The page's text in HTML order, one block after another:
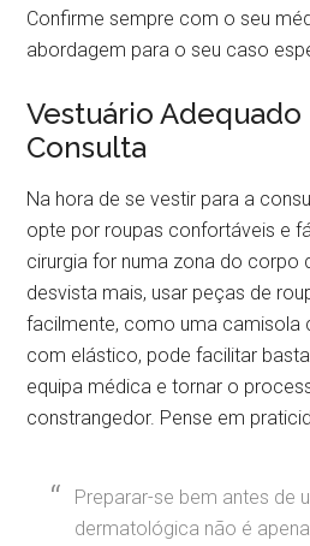
Confirme sempre com o seu
abordagem para o seu caso
Vestuário Adequado
Consulta
Na hora de se vestir para a
opte por roupas confortáveis e
cirurgia for numa zona do corpo
desvista mais, usar peças de
facilmente, como uma camisola
com elástico, pode facilitar
equipa médica e tornar o
constrangedor. Pense em
Preparar-se bem antes de
dermatológica não é